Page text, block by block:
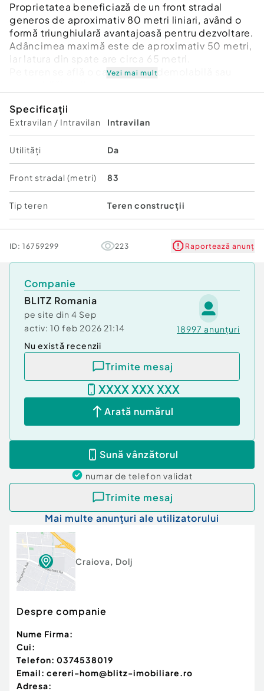
Proprietatea beneficiază de un front stradal
generos de aproximativ 80 metri liniari, având o
formă triunghiulară avantajoasă pentru dezvoltare.
Adâncimea maximă este de aproximativ 50 metri,
iar latura din spate are circa 65 metri.
Pe teren se află o casă veche (demolabilă sau
canalizare, curent; Acces facil, pe străzi asfaltate,
zonă deja dezvoltată, între case, deschidere mare
– ideal pentru parcelare.
Posibilități de dezvoltare: Case individuale, case
înșiruite, duplexuri, reședință individuală cu curte
generoasă și grădină;
Datorită poziționării, deschiderii ample și
accesului la utilități, proprietatea reprezintă o
excelentă oportunitate de investiție imobiliară,
dar și o alegere ideală pentru o familie care își
dorește să construiască o locuință spațioasă, cu
Va asteptam la vizionare cu mai multe detalii!
Cod ofertă / ID BLITZ: P165462
Id intern: P165462
Vezi mai mult
Specificații
Extravilan / Intravilan Intravilan
Utilități Da
Front stradal (metri) 83
Tip teren Teren construcții
ID: 16759299 223 Raportează anunț
Companie
BLITZ Romania
pe site din 4 Sep
activ: 10 feb 2026 21:14 18997 anunțuri
Nu există recenzii
Trimite mesaj
XXXX XXX XXX
Arată numărul
Sună vânzătorul
numar de telefon validat
Trimite mesaj
Mai multe anunțuri ale utilizatorului
Craiova, Dolj
Despre companie
Nume Firma:
Cui:
Telefon: 0374538019
Email: cereri-hom@blitz-imobiliare.ro
Adresa: